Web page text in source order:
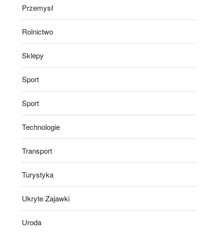
Przemysł
Rolnictwo
Sklepy
Sport
Sport
Technologie
Transport
Turystyka
Ukryte Zajawki
Uroda